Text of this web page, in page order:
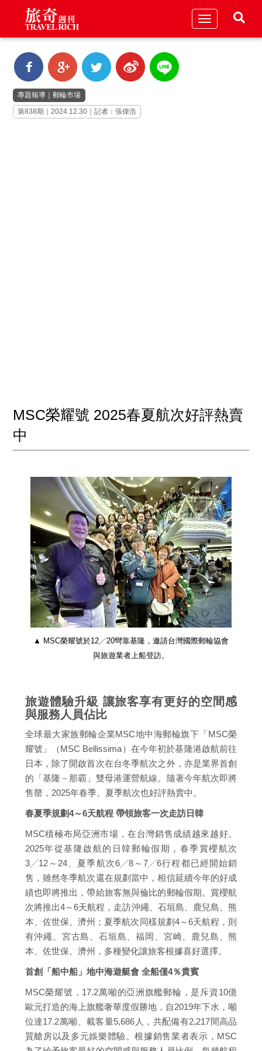
Toggle
專題報導 ｜郵輪市場
第838期｜2024.12.30｜記者：張偉浩
MSC榮耀號 2025春夏航次好評熱賣
中
▲ MSC榮耀號於12╱20彎靠基隆，邀請台灣國際郵輪協會
與旅遊業者上船登訪。
旅遊體驗升級 讓旅客享有更好的空間感
與服務人員佔比
全球最大家族郵輪企業MSC地中海郵輪旗下「MSC榮
耀號」（MSC Bellissima）在今年初於基隆港啟航前往
日本，除了開啟首次在台冬季航次之外，亦是業界首創
的「基隆－那霸」雙母港運營航線。隨著今年航次即將
售罄，2025年春季、夏季航次也好評熱賣中。
春夏季規劃4～6天航程 帶領旅客一次走訪日韓
MSC積極布局亞洲市場，在台灣銷售成績越來越好。
2025年從基隆啟航的日韓郵輪假期，春季賞櫻航次
3╱12～24、夏季航次6╱8～7╱6行程都已經開始銷
售，雖然冬季航次還在規劃當中，相信延續今年的好成
績也即將推出，帶給旅客無與倫比的郵輪假期。賞櫻航
次將推出4～6天航程，走訪沖繩、石垣島、鹿兒島、熊
本、佐世保、濟州；夏季航次同樣規劃4～6天航程，則
有沖繩、宮古島、石垣島、福岡、宮崎、鹿兒島、熊
本、佐世保、濟州，多種變化讓旅客根據喜好選擇。
首創「船中船」地中海遊艇會 全船僅4％貴賓
MSC榮耀號，17.2萬噸的亞洲旗艦郵輪，是斥資10億
歐元打造的海上旗艦奢華度假勝地，自2019年下水，噸
位達17.2萬噸、載客量5,686人，共配備有2,217間高品
質艙房以及多元娛樂體驗。根據銷售業者表示，MSC